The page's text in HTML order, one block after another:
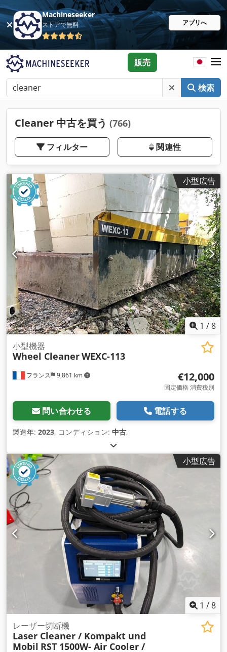
Machineseeker
ストアで無料 アプリへ
検索
販売
Cleaner 中古を買う (766)
フィルター 関連性
小型広告
1 /8
フランス 9,861 km
小型機器
Wheel CleanerWEXC-113
€12,000
固定価格 消費税別
問い合わせる 電話する
製造年: 2023, コンディション: 中古,
小型広告
1 /8
レーザー切断機
Laser Cleaner / Kompakt und
Mobil RST 1500W- Air Cooler /